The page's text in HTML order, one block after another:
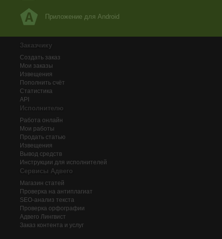
Приложение для Android
Заказчику
Создать заказ
Мои заказы
Извещения
Пополнить счёт
Статистика
API
Исполнителю
Работа онлайн
Мои работы
Продать статью
Извещения
Вывод средств
Инструкции для исполнителей
Сервисы Адвего
Магазин статей
Проверка на антиплагиат
SEO-анализ текста
Проверка орфографии
Адвего Лингвист
Заказ контента и услуг